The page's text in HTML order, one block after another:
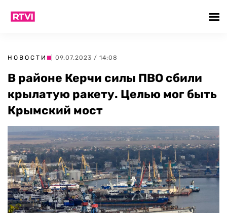
НОВОСТИ | 09.07.2023 / 14:08
В районе Керчи силы ПВО сбили
крылатую ракету. Целью мог быть
Крымский мост